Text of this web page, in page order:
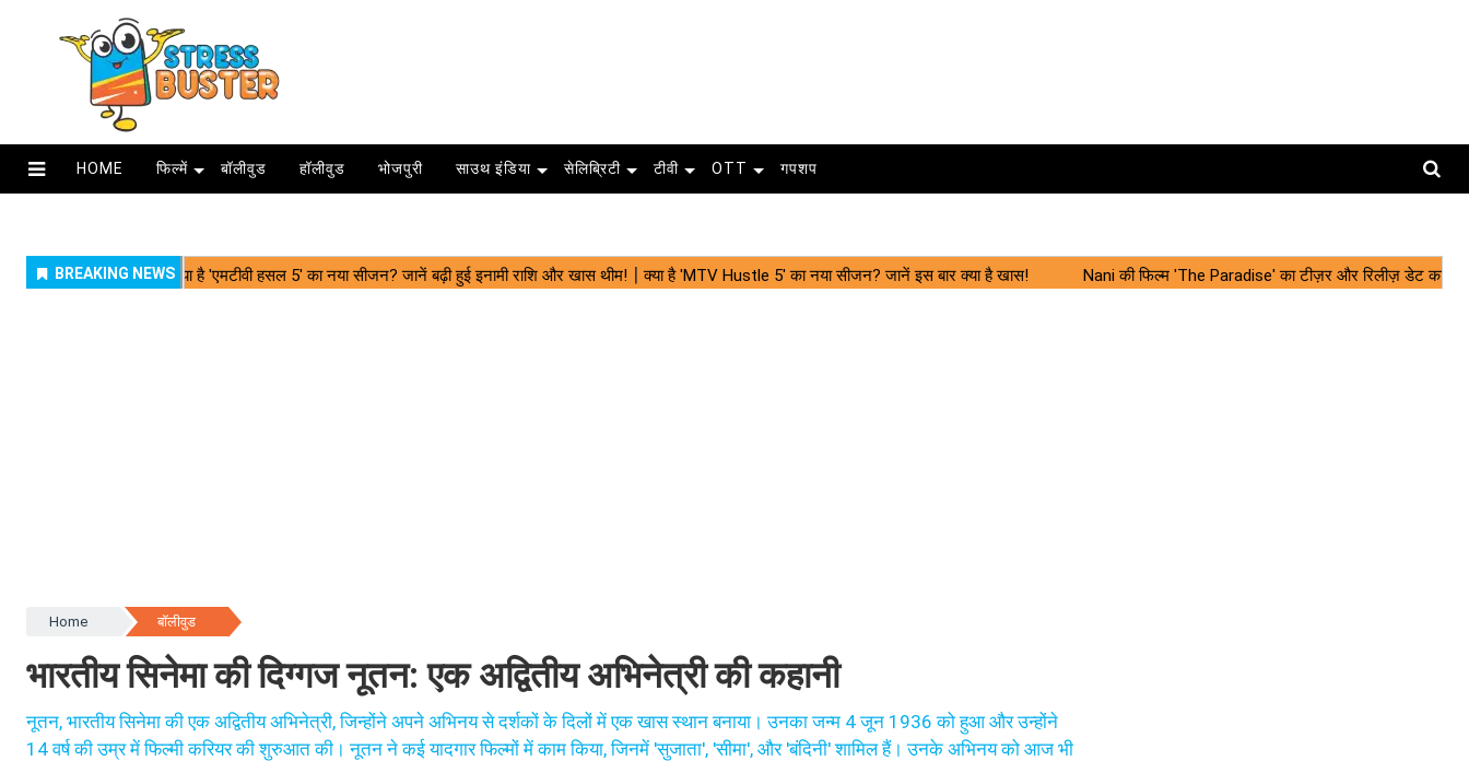
HOME फिल्में बॉलीवुड हॉलीवुड भोजपुरी साउथ इंडिया सेलिब्रिटी टीवी OTT गपशप
Home बॉलीवुड
भारतीय सिनेमा की दिग्गज नूतन: एक अद्वितीय अभिनेत्री की कहानी
नूतन, भारतीय सिनेमा की एक अद्वितीय अभिनेत्री, जिन्होंने अपने अभिनय से दर्शकों के दिलों में एक खास स्थान बनाया। उनका जन्म 4 जून 1936 को हुआ और उन्होंने
14 वर्ष की उम्र में फिल्मी करियर की शुरुआत की। नूतन ने कई यादगार फिल्मों में काम किया, जिनमें 'सुजाता', 'सीमा', और 'बंदिनी' शामिल हैं। उनके अभिनय को आज भी